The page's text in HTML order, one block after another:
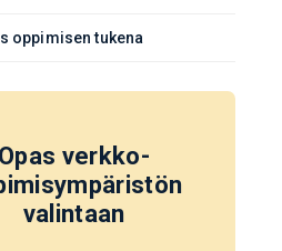
oppimisen tukena
Opas verkko-
valintaan